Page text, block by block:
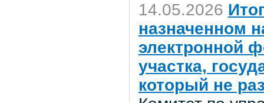
14.05.2026
назначенном
электронной
участка,
который не